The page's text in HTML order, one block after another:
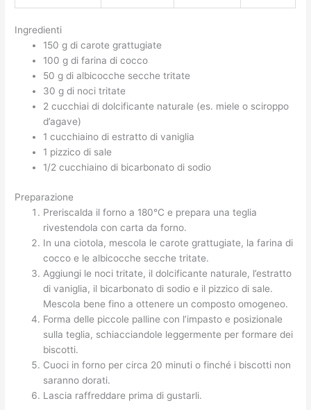
Ingredienti
150 g di carote grattugiate
100 g di farina di cocco
50 g di albicocche secche tritate
30 g di noci tritate
2 cucchiai di dolcificante naturale (es. miele o sciroppo
d’agave)
1 cucchiaino di estratto di vaniglia
1 pizzico di sale
1/2 cucchiaino di bicarbonato di sodio
Preparazione
Preriscalda il forno a 180°C e prepara una teglia
rivestendola con carta da forno.
In una ciotola, mescola le carote grattugiate, la farina di
cocco e le albicocche secche tritate.
Aggiungi le noci tritate, il dolcificante naturale, l’estratto
di vaniglia, il bicarbonato di sodio e il pizzico di sale.
Mescola bene fino a ottenere un composto omogeneo.
Forma delle piccole palline con l’impasto e posizionale
sulla teglia, schiacciandole leggermente per formare dei
biscotti.
Cuoci in forno per circa 20 minuti o finché i biscotti non
saranno dorati.
Lascia raffreddare prima di gustarli.